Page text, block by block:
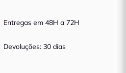
Entregas em 48H a 72H
Devoluções: 30 dias